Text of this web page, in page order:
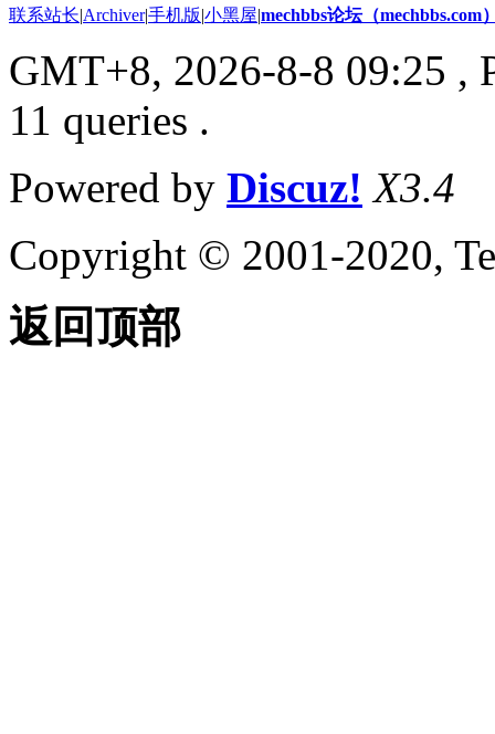
联系站长|Archiver|手机版|小黑屋|mechbbs论坛（mechbbs.com
GMT+8, 2026-8-8 09:25 ,
11 queries .
Powered by Discuz! X3.4
Copyright © 2001-2020,
返回顶部